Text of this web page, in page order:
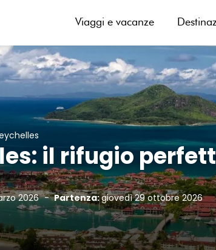
Viaggi e vacanze
il rifugio
2026 - Partenza:giovedì 29 ottobre 2026